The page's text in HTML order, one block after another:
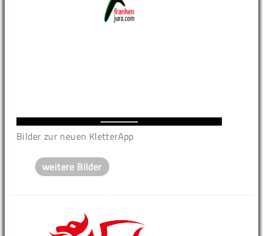
Bilder zur neuen KletterApp
weitere Bilder